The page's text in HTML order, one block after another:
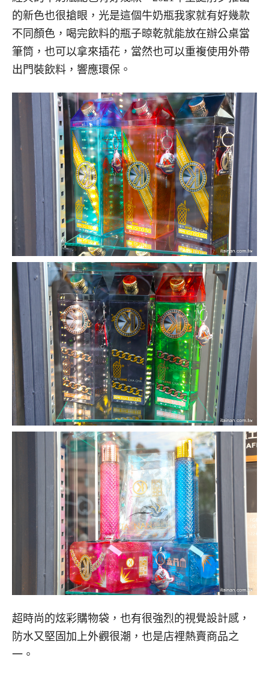
的新色也很搶眼，光是這個牛奶瓶我家就有好幾款
不同顏色，喝完飲料的瓶子晾乾就能放在辦公桌當
筆筒，也可以拿來插花，當然也可以重複使用外帶
出門裝飲料，響應環保。
超時尚的炫彩購物袋，也有很強烈的視覺設計感，
防水又堅固加上外觀很潮，也是店裡熱賣商品之
一。